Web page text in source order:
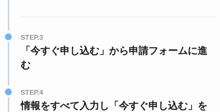
STEP.3
「今すぐ申し込む」から申請フォームに進
む
STEP.4
情報をすべて入力し「今すぐ申し込む」を